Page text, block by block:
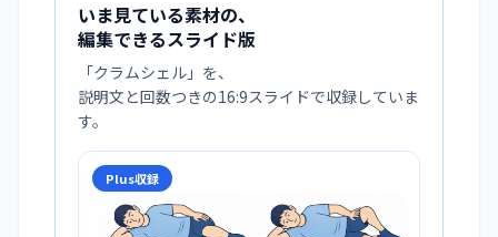
いま見ている素材の、
編集できるスライド版
「クラムシェル 」を、
説明文と回数つきの16:9スライドで収録していま
す。
Plus収録